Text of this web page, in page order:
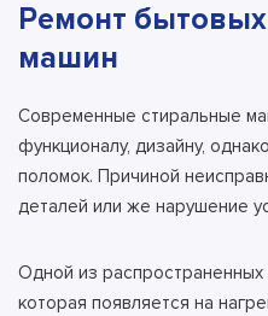
Ремонт
машин
Современные стиральные
функционалу, дизайну,
поломок. Причиной
деталей или же нарушение
Одной из распространенных
которая появляется на